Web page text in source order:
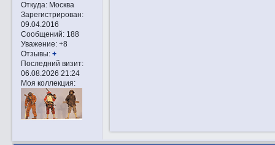
Откуда:Москва
Зарегистрирован:
09.04.2016
Сообщений:188
Уважение: +8
Отзывы: +
Последний визит:
06.08.2026 21:24
Моя коллекция: